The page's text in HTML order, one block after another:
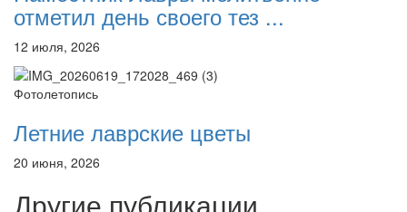
отметил день своего тез ...
12 июля, 2026
Фотолетопись
Летние лаврские цветы
20 июня, 2026